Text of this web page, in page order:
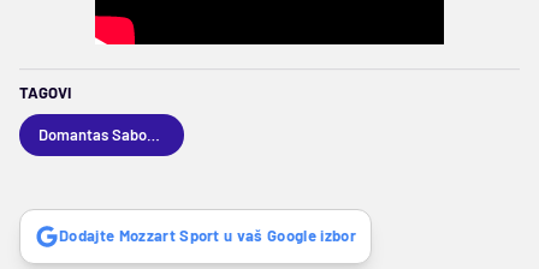
TAGOVI
Dodajte Mozzart Sport u vaš Google izbor